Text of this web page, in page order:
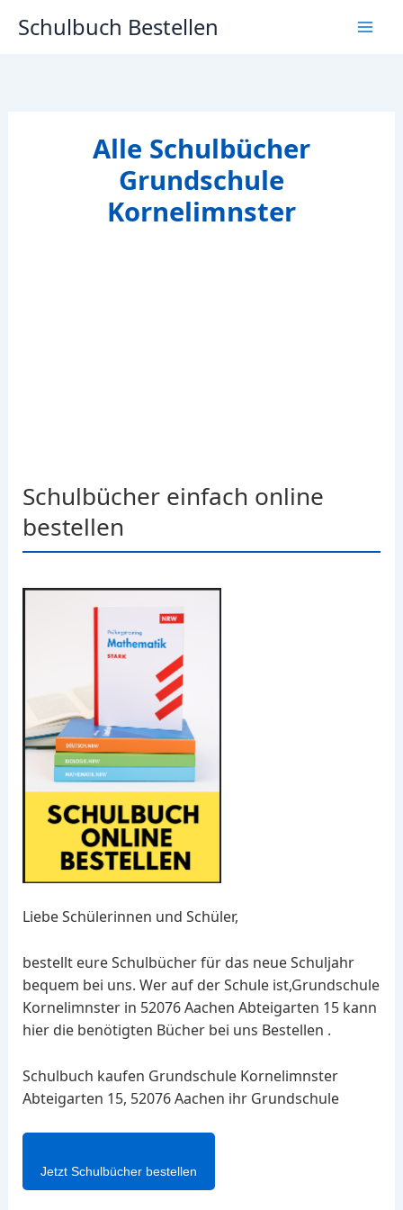
InhaltSchulbuch Bestellen
Alle Schulbücher
Grundschule
Kornelimnster
Schulbücher einfach online
bestellen
Liebe Schülerinnen und Schüler,
bestellt eure Schulbücher für das neue Schuljahr
bequem bei uns. Wer auf der Schule ist,Grundschule
Kornelimnster in 52076 Aachen Abteigarten 15 kann
hier die benötigten Bücher bei uns Bestellen .
Schulbuch kaufen Grundschule Kornelimnster
Abteigarten 15, 52076 Aachen ihr Grundschule
Jetzt Schulbücher bestellen